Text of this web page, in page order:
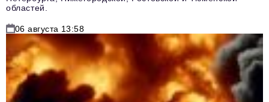
областей.
06 августа 13:58